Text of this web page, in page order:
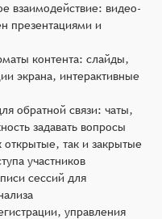
взаимодействие: видео-
презентациями и
контента: слайды,
экрана, интерактивные
обратной связи: чаты,
задавать вопросы
открытые, так и закрытые
участников
сессий для
управления